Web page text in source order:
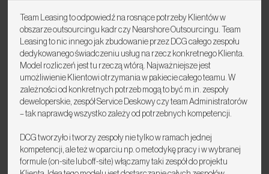
Team Leasing to odpowiedź na rosnące potrzeby Klientów w
obszarze outsourcingu kadr czy Nearshore Outsourcingu. Team
Leasing to nic innego jak zbudowanie przez DCG całego zespołu
dedykowanego świadczeniu usług na rzecz konkretnego Klienta.
Model rozliczeń jest tu rzeczą wtórą. Najważniejsze jest
umożliwienie Klientowi otrzymania w pakiecie całego teamu. W
zależności od konkretnych potrzeb mogą to być m.in. zespoły
deweloperskie, zespół Service Deskowy czy team Administratorów
– tak naprawdę wszystko zależy od potrzebnych kompetencji.
DCG tworzyło i tworzy zespoły nie tylko w ramach jednej
kompetencji, ale też w oparciu np. o metodykę pracy i w wybranej
formule (on-site lub off-site) włączamy taki zespół do projektu